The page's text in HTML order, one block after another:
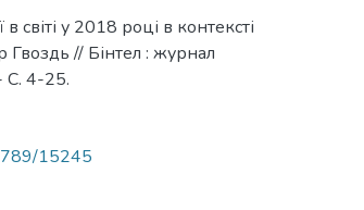
світі у 2018 році в контексті
Гвоздь // Бінтел : журнал
С. 4-25.
15245